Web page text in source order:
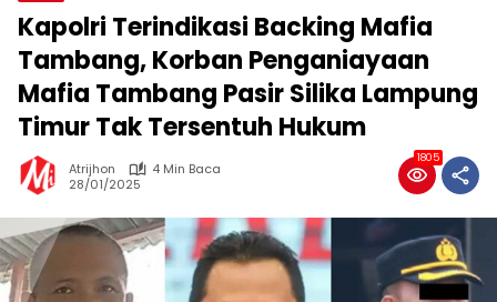
Kapolri Terindikasi Backing Mafia
Tambang, Korban Penganiayaan
Mafia Tambang Pasir Silika Lampung
Timur Tak Tersentuh Hukum
Atrijhon
4 Min Baca
28/01/2025
1805